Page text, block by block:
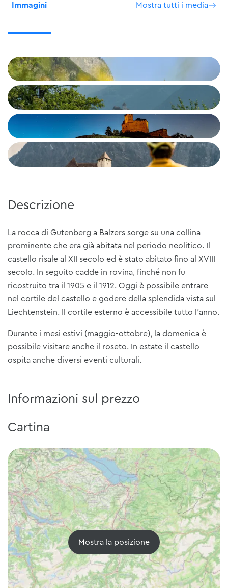
Immagini Mostra tutti i media
Descrizione
La rocca di Gutenberg a Balzers sorge su una collina
prominente che era già abitata nel periodo neolitico. Il
castello risale al XII secolo ed è stato abitato fino al XVIII
secolo. In seguito cadde in rovina, finché non fu
ricostruito tra il 1905 e il 1912. Oggi è possibile entrare
nel cortile del castello e godere della splendida vista sul
Liechtenstein. Il cortile esterno è accessibile tutto l'anno.
Durante i mesi estivi (maggio-ottobre), la domenica è
possibile visitare anche il roseto. In estate il castello
ospita anche diversi eventi culturali.
Informazioni sul prezzo
Cartina
Mostra la posizione